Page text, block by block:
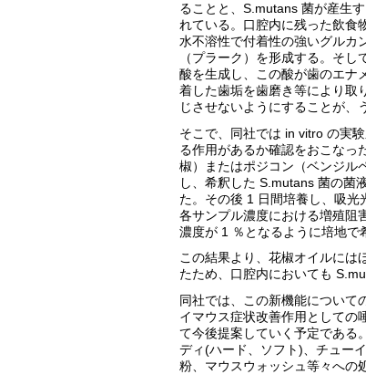
ることと、S.mutans 菌が産生
れている。口腔内に残った飲食
水不溶性で付着性の強いグルカ
（プラーク）を形成する。そ
酸を生成し、この酸が歯のエナ
着した歯垢を歯磨き等により取
じさせないようにすることが、
そこで、同社では in vitro の実
る作用があるか確認をおこなっ
椒）またはポジコン（ベンジル
し、希釈した S.mutans 菌の菌
た。その後 1 日間培養し、吸
各サンプル濃度における増殖阻
濃度が 1 ％となるように培地で
この結果より、花椒オイルには
たため、口腔内においても
同社では、この新機能について
イマウス症状改善作用としての
て今後提案していく予定である
ディ(ハード、ソフト)、チュー
粉、マウスウォッシュ等々への